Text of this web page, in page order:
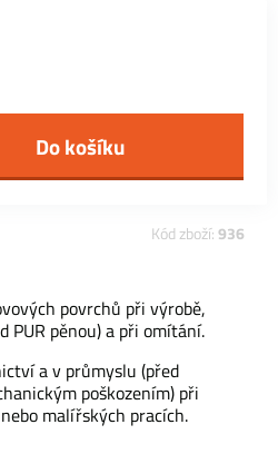
Kód zboží: 936
povrchů při výrobě,
PUR pěnou) a při omítání.
a v průmyslu (před
poškozením) při
malířských pracích.